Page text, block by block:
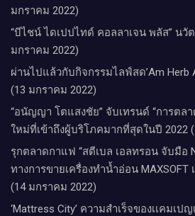
มกราคม 2022)
“บีไชน์ ไดเปปไทด์ คอลลาเจน พลัส” นวั
มกราคม 2022)
ผ่านไปแล้วกับกิจกรรมไลฟ์สด’Am Herb
(13 มกราคม 2022)
“อนัญญา โตแสงชัย” จับเทรนด์ “การตล
ใหม่ที่เข้าถึงผู้บริโภคมากที่สุดในปี 2022
รุกตลาดกาแฟ “สตีเบล เอลทรอน จับมือ
ทางการขายเครื่องทำน้ำอ่อน
(14 มกราคม 2022)
‘Mattress City’ ความสำเร็จของเเคมเป